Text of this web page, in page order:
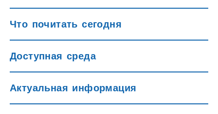
Что почитать сегодня
Доступная среда
Актуальная информация